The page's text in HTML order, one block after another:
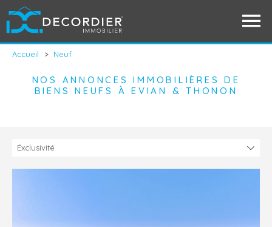
Accueil > Neuf
NOS ANNONCES IMMOBILIÈRES DE
BIENS NEUFS À EVIAN & THONON